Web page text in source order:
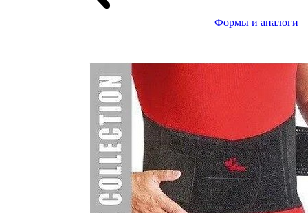
Формы и аналоги